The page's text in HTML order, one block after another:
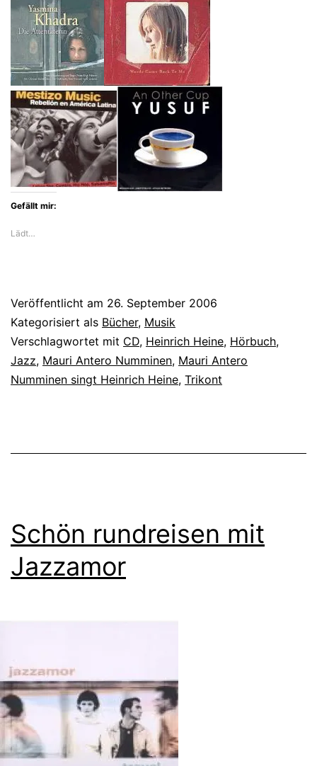
Gefällt mir:
Lädt…
Veröffentlicht am 26. September 2006
Kategorisiert als Bücher, Musik
Verschlagwortet mit CD, Heinrich Heine, Hörbuch,
Jazz, Mauri Antero Numminen, Mauri Antero
Numminen singt Heinrich Heine, Trikont
Schön rundreisen mit
Jazzamor